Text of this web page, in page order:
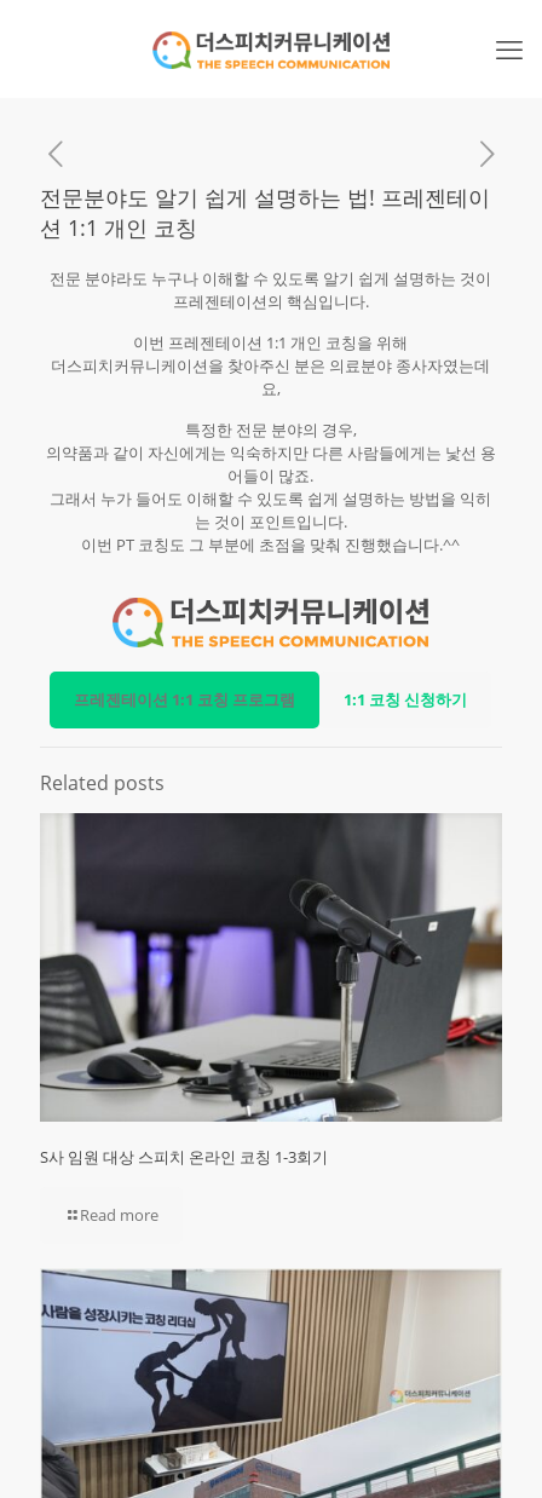
전문분야도 알기 쉽게 설명하는 법! 프레젠테이
션 1:1 개인 코칭
전문 분야라도 누구나 이해할 수 있도록 알기 쉽게 설명하는 것이
프레젠테이션의 핵심입니다.
이번 프레젠테이션 1:1 개인 코칭을 위해
더스피치커뮤니케이션을 찾아주신 분은 의료분야 종사자였는데
요,
특정한 전문 분야의 경우,
의약품과 같이 자신에게는 익숙하지만 다른 사람들에게는 낯선 용
어들이 많죠.
그래서 누가 들어도 이해할 수 있도록 쉽게 설명하는 방법을 익히
는 것이 포인트입니다.
이번 PT 코칭도 그 부분에 초점을 맞춰 진행했습니다.^^
프레젠테이션 1:1 코칭 프로그램 1:1 코칭 신청하기
Related posts
S사 임원 대상 스피치 온라인 코칭 1-3회기
Read more